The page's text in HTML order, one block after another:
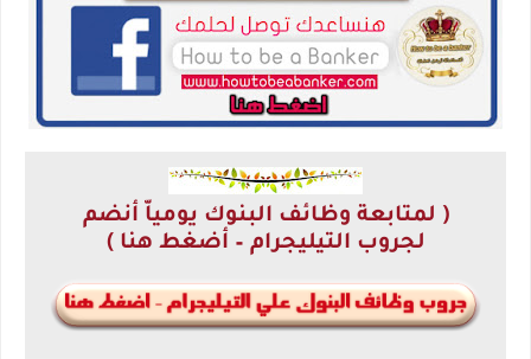
( لمتابعة وظائف البنوك يومياّ أنضم
لجروب التيليجرام – أضغط هنا )